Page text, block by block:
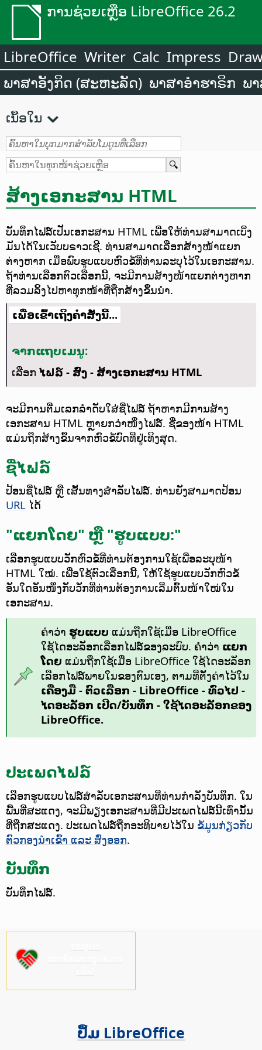
ການຊ່ວຍເຫຼືອ LibreOffice 26.2
LibreOffice Writer Calc Impress
ພາສາອັງກິດ (ສະຫະລັດ) ພາສາອຳຮາຣິກ ພ
ເນື້ອໃນ
ສ້າງເອກະສານ HTML
ບັນທຶກໄຟລ໌ເປັນເອກະສານ HTML ເພື່ອໃຫ້ທ່ານສາມາດເບິ່ງ
ມັນໄດ້ໃນເວັບບຣາວເຊີ. ທ່ານສາມາດເລືອກສ້າງໜ້າແຍກ
ຕ່າງຫາກ ເມື່ອພົບຮູບແບບຫົວຂໍ້ທີ່ທ່ານລະບຸໄວ້ໃນເອກະສານ.
ຖ້າທ່ານເລືອກຕົວເລືອກນີ້, ຈະມີການສ້າງໜ້າແຍກຕ່າງຫາກ
ທີ່ລວມລິ້ງໄປຫາທຸກໜ້າທີ່ຖືກສ້າງຂຶ້ນນຳ.
ເພື່ອເຂົ້າເຖິງຄຳສັ່ງນີ້...
ຈາກແຖບເມນູ:
ເລືອກ ໄຟລ໌ - ສົ່ງ - ສ້າງເອກະສານ HTML
ຈະມີການຕື່ມເລກລຳດັບໃສ່ຊື່ໄຟລ໌ ຖ້າຫາກມີການສ້າງ
ເອກະສານ HTML ຫຼາຍກວ່າໜຶ່ງໄຟລ໌. ຊື່ຂອງໜ້າ HTML
ແມ່ນຖືກສ້າງຂຶ້ນຈາກຫົວຂໍ້ບົດທີ່ຢູ່ເທິງສຸດ.
ຊື່ໄຟລ໌
ປ້ອນຊື່ໄຟລ໌ ຫຼື ເສັ້ນທາງສຳລັບໄຟລ໌. ທ່ານຍັງສາມາດປ້ອນ
URL ໄດ້
"ແຍກໂດຍ" ຫຼື "ຮູບແບບ:"
ເລືອກຮູບແບບວັກຫົວຂໍ້ທີ່ທ່ານຕ້ອງການໃຊ້ເພື່ອລະບຸໜ້າ
HTML ໃໝ່. ເພື່ອໃຊ້ຕົວເລືອກນີ້, ໃຫ້ໃຊ້ຮູບແບບວັກຫົວຂໍ້
ອັນໃດອັນໜຶ່ງກັບວັກທີ່ທ່ານຕ້ອງການເລີ່ມຕົ້ນໜ້າໃໝ່ໃນ
ເອກະສານ.
ຄຳວ່າ ຮູບແບບ ແມ່ນຖືກໃຊ້ເມື່ອ LibreOffice
ໃຊ້ໄດອະລັອກເລືອກໄຟລ໌ຂອງລະບົບ. ຄຳວ່າ ແຍກ
ໂດຍ ແມ່ນຖືກໃຊ້ເມື່ອ LibreOffice ໃຊ້ໄດອະລັອກ
ເລືອກໄຟລ໌ພາຍໃນຂອງຕົນເອງ, ຕາມທີ່ຕັ້ງຄ່າໄວ້ໃນ
ເຄື່ອງມື - ຕົວເລືອກ - LibreOffice - ທົ່ວໄປ -
ໄດອະລັອກ ເປີດ/ບັນທຶກ - ໃຊ້ໄດອະລັອກຂອງ
LibreOffice.
ປະເພດໄຟລ໌
ເລືອກຮູບແບບໄຟລ໌ສຳລັບເອກະສານທີ່ທ່ານກຳລັງບັນທຶກ. ໃນ
ພື້ນທີ່ສະແດງ, ຈະມີພຽງເອກະສານທີ່ມີປະເພດໄຟລ໌ນີ້ເທົ່ານັ້ນ
ທີ່ຖືກສະແດງ. ປະເພດໄຟລ໌ຖືກອະທິບາຍໄວ້ໃນ ຂໍ້ມູນກ່ຽວກັບ
ຕົວກອງນຳເຂົ້າ ແລະ ສົ່ງອອກ.
ບັນທຶກ
ບັນທຶກໄຟລ໌.
ປຶ້ມ LibreOffice